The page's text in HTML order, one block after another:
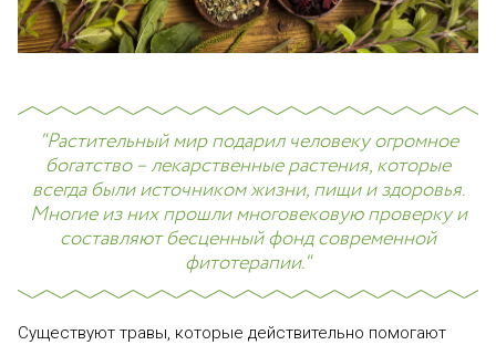
"Растительный мир подарил человеку огромное
богатство – лекарственные растения, которые
всегда были источником жизни, пищи и здоровья.
Многие из них прошли многовековую проверку и
составляют бесценный фонд современной
фитотерапии."
Существуют травы, которые действительно помогают